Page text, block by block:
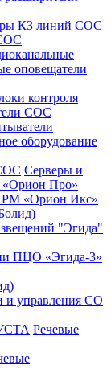
КЗ линий СОС
оповещатели
контроля
СОС
оборудование
Серверы и
Про»
«Орион Икс»
"Эгида"
ПЦО «Эгида-3»
и управления СО
Речевые